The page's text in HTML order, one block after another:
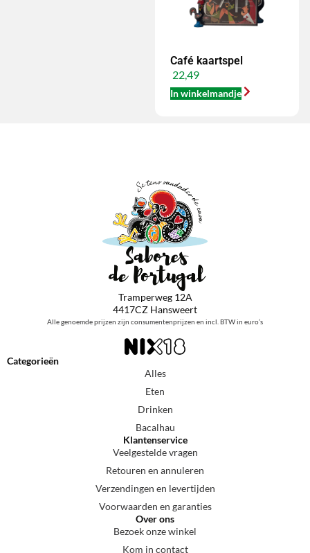
Café kaartspel
22,49
In winkelmandje
Tramperweg 12A
4417CZ Hansweert
Alle genoemde prijzen zijn consumentenprijzen en incl. BTW in euro’s
Categorieën
Alles
Eten
Drinken
Bacalhau
Klantenservice
Veelgestelde vragen
Retouren en annuleren
Verzendingen en levertijden
Voorwaarden en garanties
Over ons
Bezoek onze winkel
Kom in contact